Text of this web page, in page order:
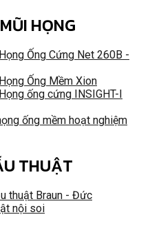
HỌNG
Ống Cứng Net 260B -
Ống Mềm Xion
ống cứng INSIGHT-I
ống mềm hoạt nghiệm
THUẬT
thuật Braun - Đức
nội soi